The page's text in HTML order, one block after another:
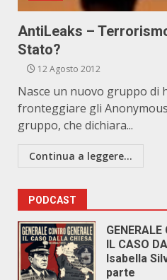
AntiLeaks –
Stato?
12 Agosto 2012
Nasce un nuovo gruppo di
fronteggiare gli
gruppo, che dichiara...
Continua a leggere...
PODCAST
GENERALE
IL CASO
Isabella
parte